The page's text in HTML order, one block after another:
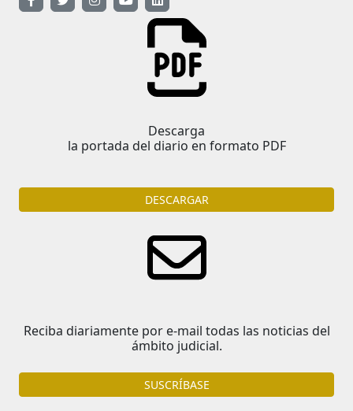
Descarga
la portada del diario en formato PDF
DESCARGAR
Reciba diariamente por e-mail todas las noticias del
ámbito judicial.
SUSCRÍBASE